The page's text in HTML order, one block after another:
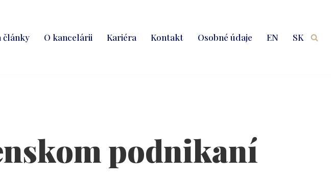
články O kancelárii Kariéra Kontakt Osobné údaje EN SK
podnikaní